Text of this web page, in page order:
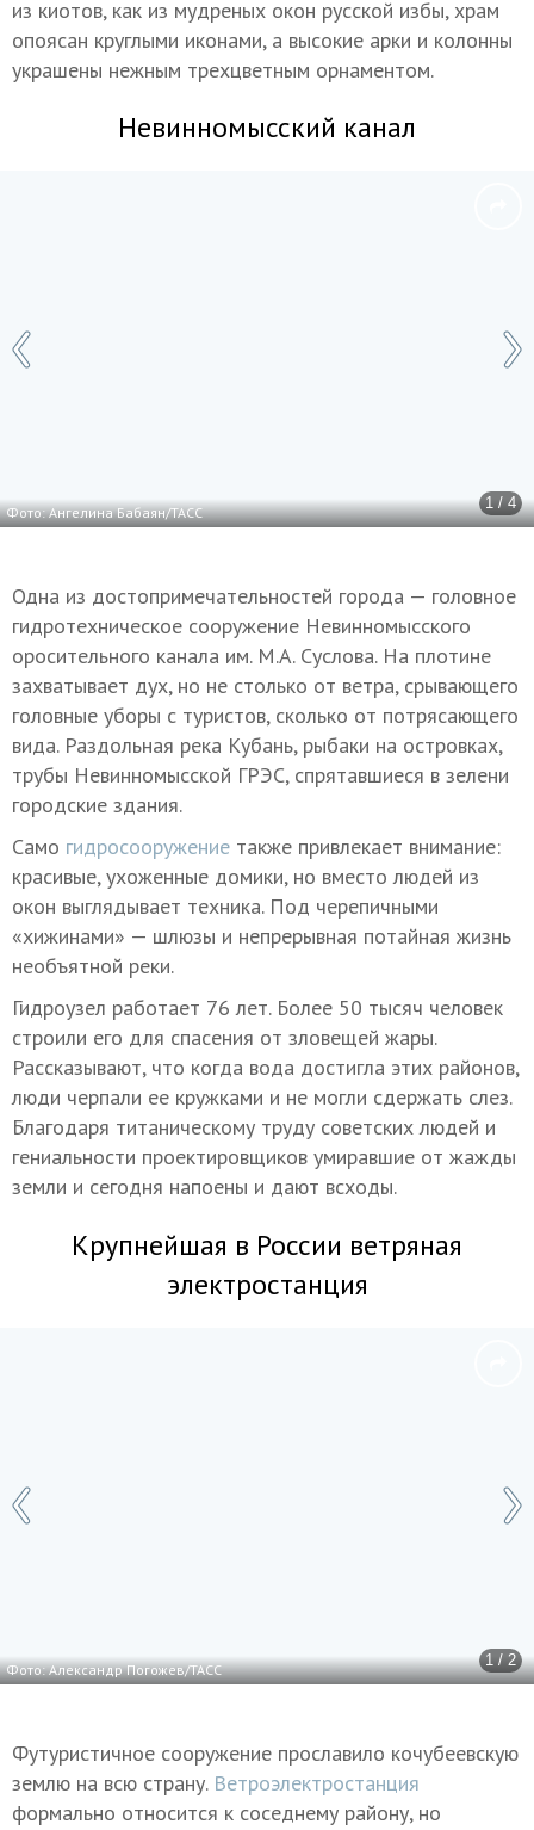
из киотов, как из мудреных окон русской избы, храм
опоясан круглыми иконами, а высокие арки и колонны
украшены нежным трехцветным орнаментом.
Невинномысский канал
1 / 4
Фото: Ангелина Бабаян/ТАСС
Одна из достопримечательностей города — головное
гидротехническое сооружение Невинномысского
оросительного канала им. М.А. Суслова. На плотине
захватывает дух, но не столько от ветра, срывающего
головные уборы с туристов, сколько от потрясающего
вида. Раздольная река Кубань, рыбаки на островках,
трубы Невинномысской ГРЭС, спрятавшиеся в зелени
городские здания.
Само гидросооружение также привлекает внимание:
красивые, ухоженные домики, но вместо людей из
окон выглядывает техника. Под черепичными
«хижинами» — шлюзы и непрерывная потайная жизнь
необъятной реки.
Гидроузел работает 76 лет. Более 50 тысяч человек
строили его для спасения от зловещей жары.
Рассказывают, что когда вода достигла этих районов,
люди черпали ее кружками и не могли сдержать слез.
Благодаря титаническому труду советских людей и
гениальности проектировщиков умиравшие от жажды
земли и сегодня напоены и дают всходы.
Крупнейшая в России ветряная
электростанция
1 / 2
Фото: Александр Погожев/ТАСС
Футуристичное сооружение прославило кочубеевскую
землю на всю страну. Ветроэлектростанция
формально относится к соседнему району, но